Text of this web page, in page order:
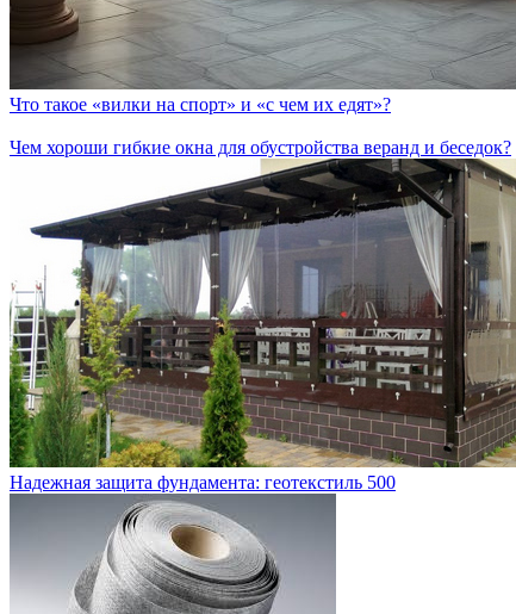
Что такое «вилки на спорт» и «с чем их едят»?
Чем хороши гибкие окна для обустройства веранд и беседок?
Надежная защита фундамента: геотекстиль 500